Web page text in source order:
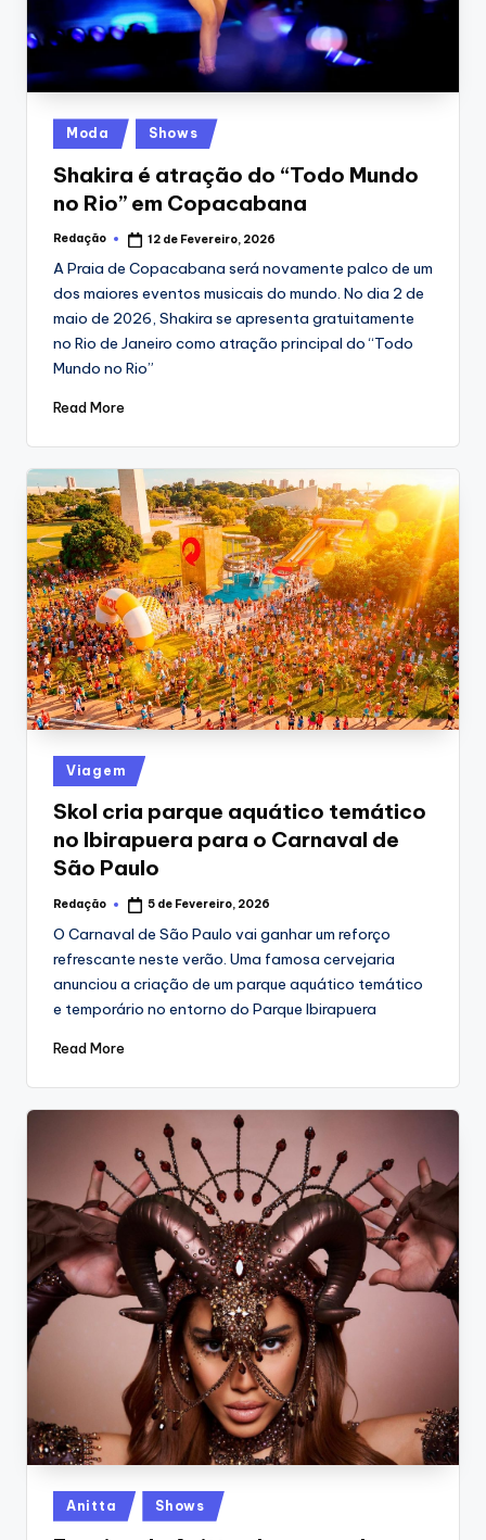
Posted
in
Moda Shows
Shakira é atração do “Todo Mundo
no Rio” em Copacabana
Posted
Redação 12 de Fevereiro, 2026
A Praia de Copacabana será novamente palco de um
dos maiores eventos musicais do mundo. No dia 2 de
maio de 2026, Shakira se apresenta gratuitamente
no Rio de Janeiro como atração principal do “Todo
Mundo no Rio”
Read More
Posted
in
Viagem
Skol cria parque aquático temático
no Ibirapuera para o Carnaval de
São Paulo
Posted
Redação 5 de Fevereiro, 2026
O Carnaval de São Paulo vai ganhar um reforço
refrescante neste verão. Uma famosa cervejaria
anunciou a criação de um parque aquático temático
e temporário no entorno do Parque Ibirapuera
Read More
Posted
in
Anitta Shows